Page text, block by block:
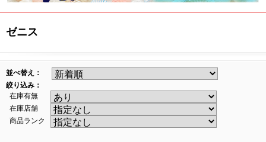
ゼニス
並べ替え：
絞り込み：
在庫有無
在庫店舗
商品ランク